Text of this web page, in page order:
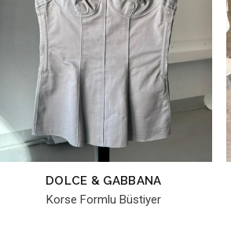
DOLCE & GABBANA
Korse Formlu Büstiyer